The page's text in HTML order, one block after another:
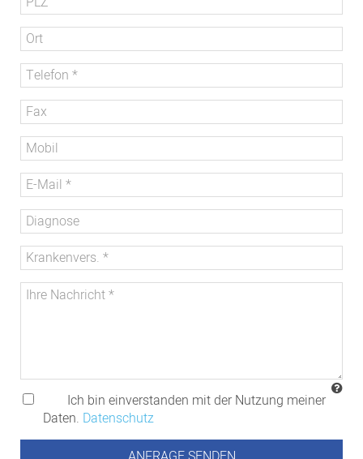
Ich bin einverstanden mit der Nutzung meiner
Daten. Datenschutz